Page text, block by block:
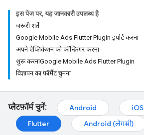
इस पेज पर, यह जानकारी उपलब्ध है
ज़रूरी शर्तें
Google Mobile Ads Flutter Plugin इंपोर्ट करना
अपने ऐप्लिकेशन को कॉन्फ़िगर करना
शुरू करनाGoogle Mobile Ads Flutter Plugin
विज्ञापन का फ़ॉर्मैट चुनना
प्लैटफ़ॉर्म चुनें: Android iOS
Flutter
Android (लेगसी)